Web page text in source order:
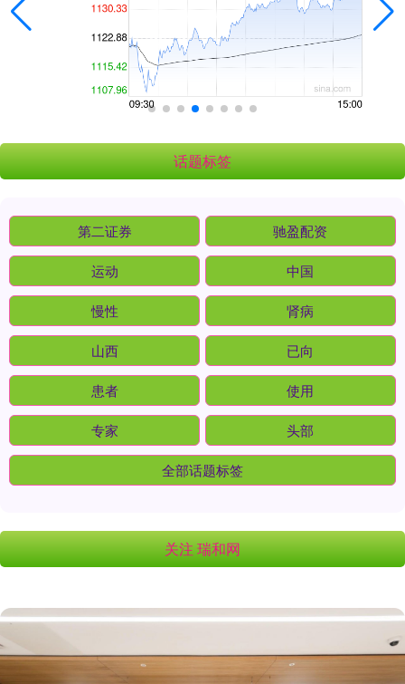
话题标签
第二证券 驰盈配资
运动 中国
慢性 肾病
山西 已向
患者 使用
专家 头部
全部话题标签
关注 瑞和网